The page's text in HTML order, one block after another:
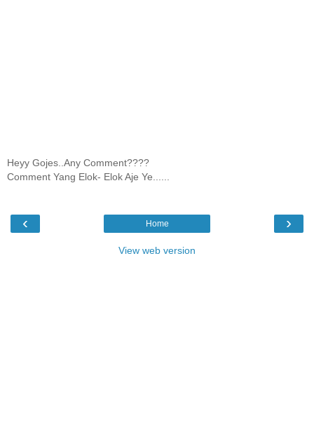
Heyy Gojes..Any Comment????
Comment Yang Elok- Elok Aje Ye......
‹ ›
Home
View web version